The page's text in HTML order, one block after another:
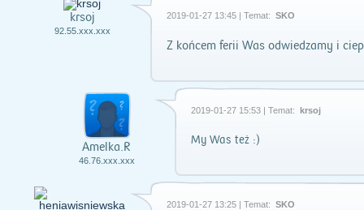
krsoj
92.55.xxx.xxx
2019-01-27 13:45 | Temat: SKO
Z końcem ferii Was odwiedzamy i
Amelka.R
46.76.xxx.xxx
2019-01-27 15:53 | Temat: krsoj
My Was też :)
2019-01-27 13:25 | Temat: SKO